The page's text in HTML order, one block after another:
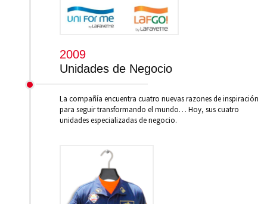
2009
Unidades de Negocio
La compañía encuentra cuatro nuevas razones de inspiración
para seguir transformando el mundo… Hoy, sus cuatro
unidades especializadas de negocio.